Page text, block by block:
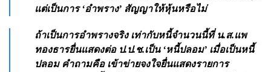
แต่เป็นการ ‘อำพราง’ สัญญาให้หุ้นหรือไม่
ถ้าเป็นการอำพรางจริง เท่ากับหนี้จำนวนนี้ที่ น.ส.แพ
ทองธารยื่นแสดงต่อ ป.ป.ช.เป็น ‘หนี้ปลอม’ เมื่อเป็นหนี้
ปลอม คำถามคือ เข้าข่ายจงใจยื่นแสดงรายการ